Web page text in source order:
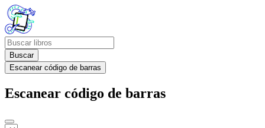
Buscar
Escanear código de barras
Escanear código de barras